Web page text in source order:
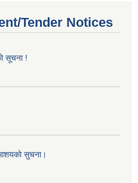
Tender Notices
सूचना !
सुचना।